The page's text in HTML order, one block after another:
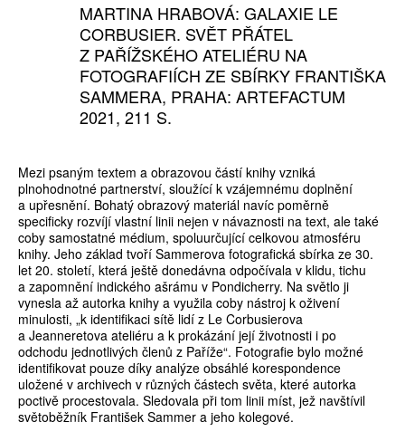
MARTINA HRABOVÁ: GALAXIE LE
CORBUSIER. SVĚT PŘÁTEL
Z PAŘÍŽSKÉHO ATELIÉRU NA
FOTOGRAFIÍCH ZE SBÍRKY FRANTIŠKA
SAMMERA, PRAHA: ARTEFACTUM
2021, 211 S.
Mezi psaným textem a obrazovou částí knihy vzniká
plnohodnotné partnerství, sloužící k vzájemnému doplnění
a upřesnění. Bohatý obrazový materiál navíc poměrně
specificky rozvíjí vlastní linii nejen v návaznosti na text, ale také
coby samostatné médium, spoluurčující celkovou atmosféru
knihy. Jeho základ tvoří Sammerova fotografická sbírka ze 30.
let 20. století, která ještě donedávna odpočívala v klidu, tichu
a zapomnění indického ašrámu v Pondicherry. Na světlo ji
vynesla až autorka knihy a využila coby nástroj k oživení
minulosti, „k identifikaci sítě lidí z Le Corbusierova
a Jeanneretova ateliéru a k prokázání její životnosti i po
odchodu jednotlivých členů z Paříže“. Fotografie bylo možné
identifikovat pouze díky analýze obsáhlé korespondence
uložené v archivech v různých částech světa, které autorka
poctivě procestovala. Sledovala při tom linii míst, jež navštívil
světoběžník František Sammer a jeho kolegové.